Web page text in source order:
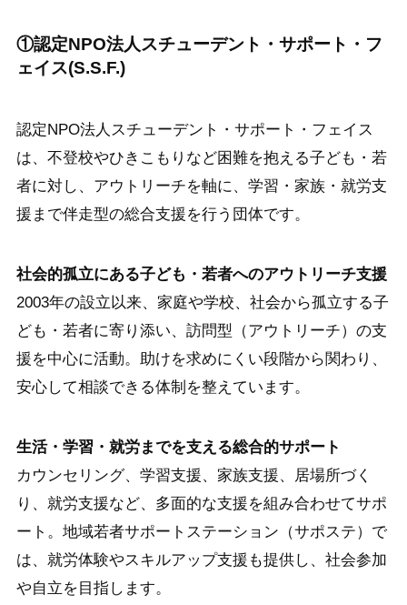
①認定NPO法人スチューデント・サポート・フ
ェイス(S.S.F.)
認定NPO法人スチューデント・サポート・フェイス
は、不登校やひきこもりなど困難を抱える子ども・若
者に対し、アウトリーチを軸に、学習・家族・就労支
援まで伴走型の総合支援を行う団体です。
社会的孤立にある子ども・若者へのアウトリーチ支援
2003年の設立以来、家庭や学校、社会から孤立する子
ども・若者に寄り添い、訪問型（アウトリーチ）の支
援を中心に活動。助けを求めにくい段階から関わり、
安心して相談できる体制を整えています。
生活・学習・就労までを支える総合的サポート
カウンセリング、学習支援、家族支援、居場所づく
り、就労支援など、多面的な支援を組み合わせてサポ
ート。地域若者サポートステーション（サポステ）で
は、就労体験やスキルアップ支援も提供し、社会参加
や自立を目指します。